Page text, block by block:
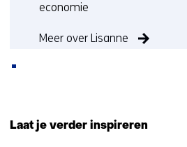
economie
Meer over Lisanne
Laat je verder inspireren